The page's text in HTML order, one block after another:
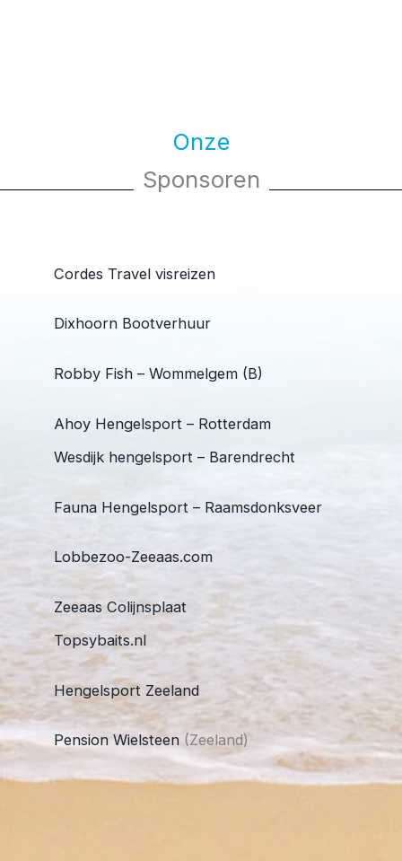
Onze
Sponsoren
Cordes Travel visreizen
Dixhoorn Bootverhuur
Robby Fish – Wommelgem (B)
Ahoy Hengelsport – Rotterdam
Wesdijk hengelsport – Barendrecht
Fauna Hengelsport – Raamsdonksveer
Lobbezoo-Zeeaas.com
Zeeaas Colijnsplaat
Topsybaits.nl
Hengelsport Zeeland
Pension Wielsteen (Zeeland)